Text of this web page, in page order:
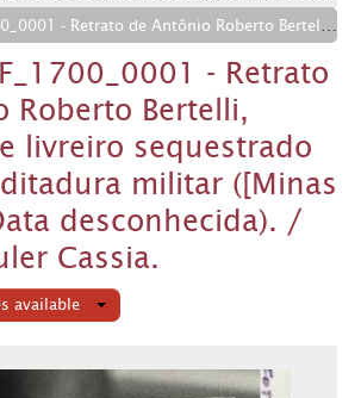
Roberto Bertelli, sociólogo e livreiro sequestrado durante a ditadura militar ([Minas Gerais?], Data desconhecida). / Crédito: Euler Cassia.
- Retrato
Roberto Bertelli,
livreiro sequestrado
militar ([Minas
desconhecida). /
Cassia.
available